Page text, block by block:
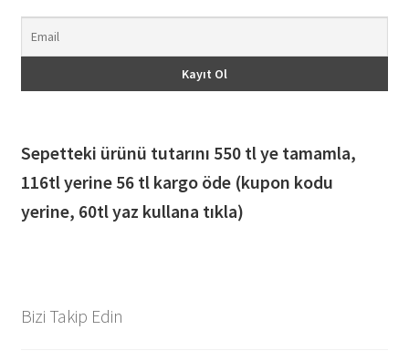
Sepetteki ürünü tutarını 550 tl ye tamamla,
116tl yerine 56 tl kargo öde (kupon kodu
yerine, 60tl yaz kullana tıkla)
Bizi Takip Edin